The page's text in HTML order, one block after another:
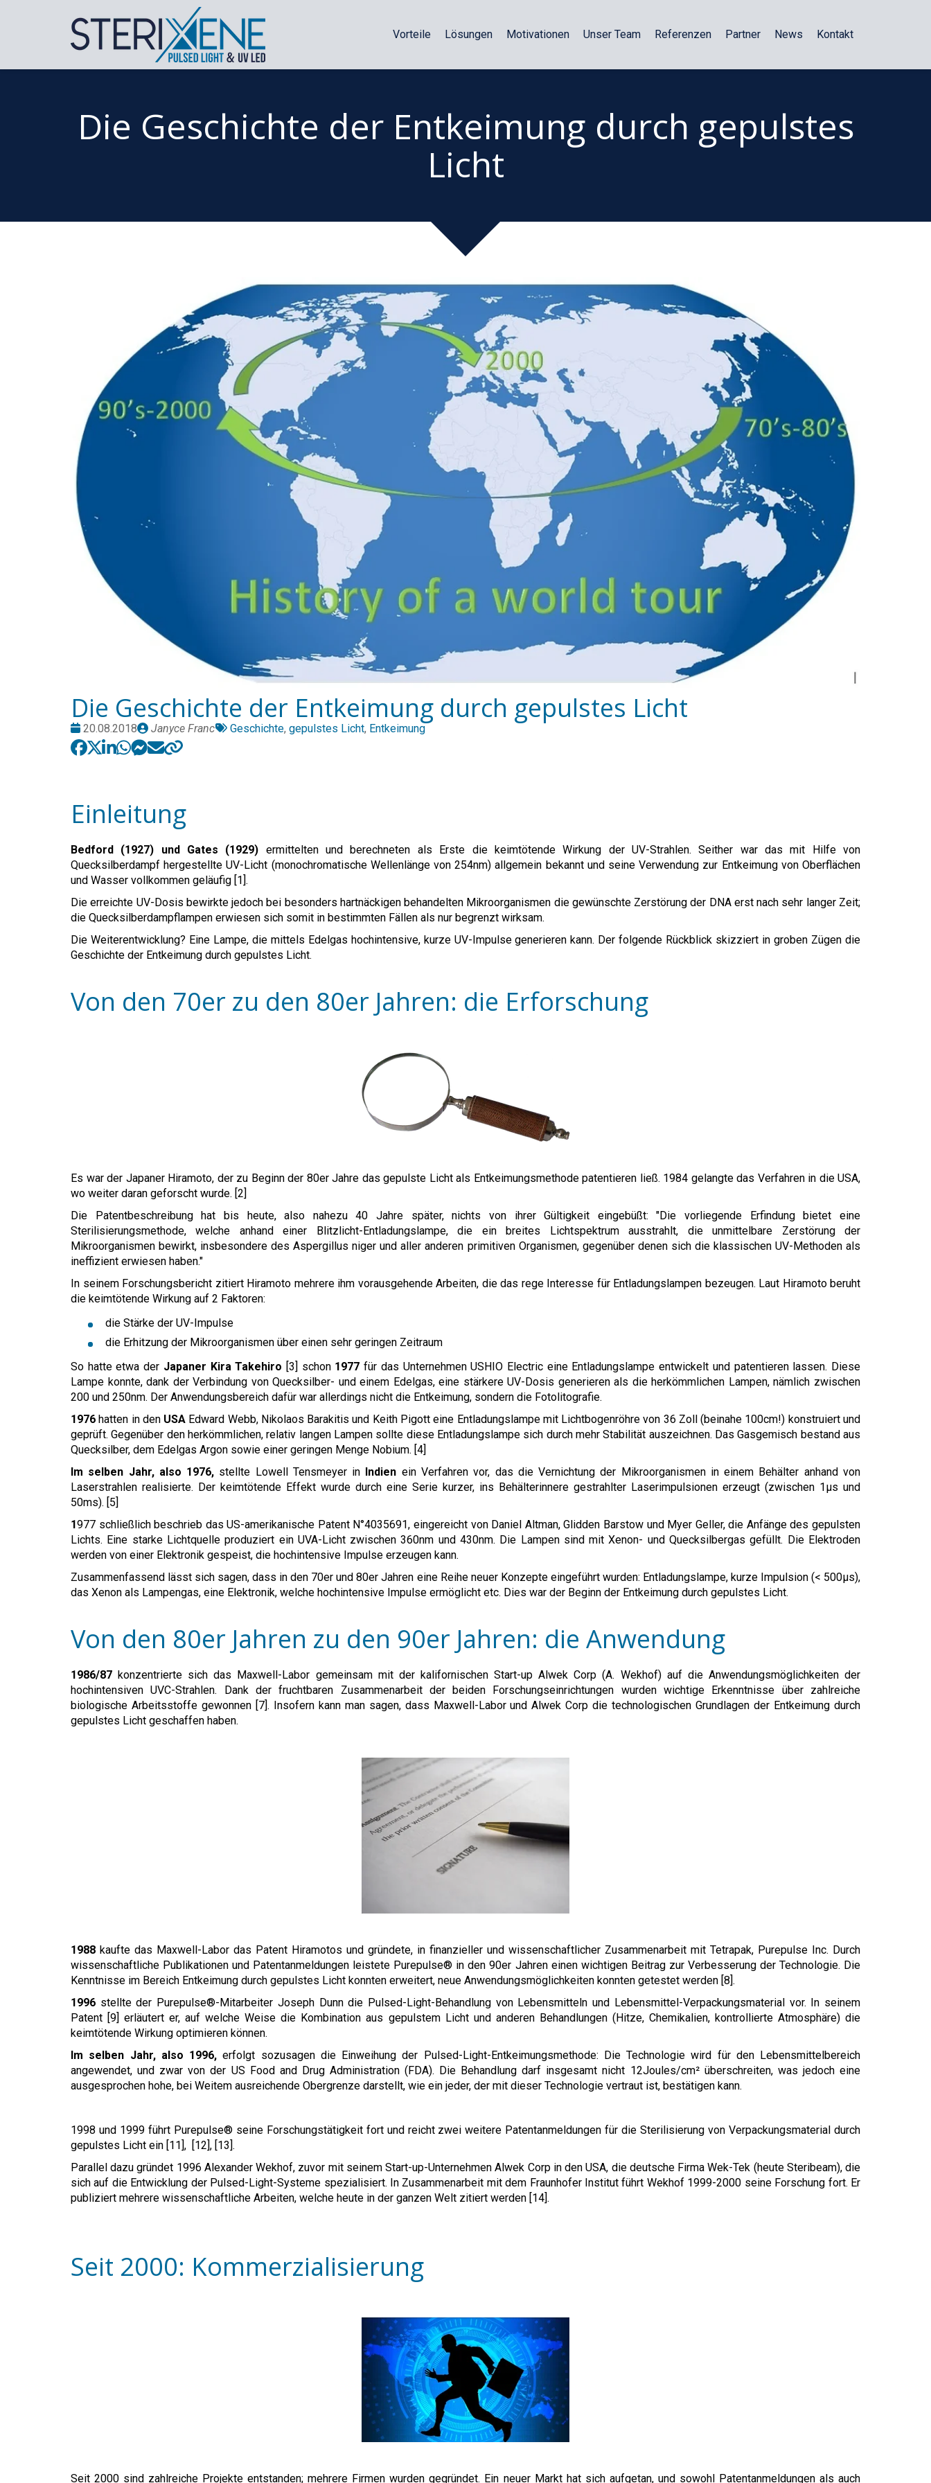
Vorteile Lösungen Motivationen Unser Team Referenzen Partner News Kontakt
Die Geschichte der Entkeimung durch gepulstes
Licht
Die Geschichte der Entkeimung durch gepulstes Licht
Date
:
20.08.2018
Publié
par
Janyce Franc Tags:
Geschichte, gepulstes Licht, Entkeimung
Einleitung
Bedford (1927) und Gates (1929) ermittelten und berechneten als Erste die keimtötende Wirkung der UV-Strahlen. Seither war das mit Hilfe von
Quecksilberdampf hergestellte UV-Licht (monochromatische Wellenlänge von 254nm) allgemein bekannt und seine Verwendung zur Entkeimung von Oberflächen
und Wasser vollkommen geläufig [1].
Die erreichte UV-Dosis bewirkte jedoch bei besonders hartnäckigen behandelten Mikroorganismen die gewünschte Zerstörung der DNA erst nach sehr langer Zeit;
die Quecksilberdampflampen erwiesen sich somit in bestimmten Fällen als nur begrenzt wirksam.
Die Weiterentwicklung? Eine Lampe, die mittels Edelgas hochintensive, kurze UV-Impulse generieren kann. Der folgende Rückblick skizziert in groben Zügen die
Geschichte der Entkeimung durch gepulstes Licht.
Von den 70er zu den 80er Jahren: die Erforschung
Es war der Japaner Hiramoto, der zu Beginn der 80er Jahre das gepulste Licht als Entkeimungsmethode patentieren ließ. 1984 gelangte das Verfahren in die USA,
wo weiter daran geforscht wurde. [2]
Die Patentbeschreibung hat bis heute, also nahezu 40 Jahre später, nichts von ihrer Gültigkeit eingebüßt: "Die vorliegende Erfindung bietet eine
Sterilisierungsmethode, welche anhand einer Blitzlicht-Entladungslampe, die ein breites Lichtspektrum ausstrahlt, die unmittelbare Zerstörung der
Mikroorganismen bewirkt, insbesondere des Aspergillus niger und aller anderen primitiven Organismen, gegenüber denen sich die klassischen UV-Methoden als
ineffizient erwiesen haben."
In seinem Forschungsbericht zitiert Hiramoto mehrere ihm vorausgehende Arbeiten, die das rege Interesse für Entladungslampen bezeugen. Laut Hiramoto beruht
die keimtötende Wirkung auf 2 Faktoren:
die Stärke der UV-Impulse
die Erhitzung der Mikroorganismen über einen sehr geringen Zeitraum
So hatte etwa der Japaner Kira Takehiro [3] schon 1977 für das Unternehmen USHIO Electric eine Entladungslampe entwickelt und patentieren lassen. Diese
Lampe konnte, dank der Verbindung von Quecksilber- und einem Edelgas, eine stärkere UV-Dosis generieren als die herkömmlichen Lampen, nämlich zwischen
200 und 250nm. Der Anwendungsbereich dafür war allerdings nicht die Entkeimung, sondern die Fotolitografie.
1976 hatten in denUSA Edward Webb, Nikolaos Barakitis und Keith Pigott eine Entladungslampe mit Lichtbogenröhre von 36 Zoll (beinahe 100cm!) konstruiert und
geprüft. Gegenüber den herkömmlichen, relativ langen Lampen sollte diese Entladungslampe sich durch mehr Stabilität auszeichnen. Das Gasgemisch bestand aus
Quecksilber, dem Edelgas Argon sowie einer geringen Menge Nobium. [4]
Im selben Jahr, also 1976, stellte Lowell Tensmeyer in Indien ein Verfahren vor, das die Vernichtung der Mikroorganismen in einem Behälter anhand von
Laserstrahlen realisierte. Der keimtötende Effekt wurde durch eine Serie kurzer, ins Behälterinnere gestrahlter Laserimpulsionen erzeugt (zwischen 1µs und
50ms). [5]
1977 schließlich beschrieb das US-amerikanische Patent N°4035691, eingereicht von Daniel Altman, Glidden Barstow und Myer Geller, die Anfänge des gepulsten
Lichts. Eine starke Lichtquelle produziert ein UVA-Licht zwischen 360nm und 430nm. Die Lampen sind mit Xenon- und Quecksilbergas gefüllt. Die Elektroden
werden von einer Elektronik gespeist, die hochintensive Impulse erzeugen kann.
Zusammenfassend lässt sich sagen, dass in den 70er und 80er Jahren eine Reihe neuer Konzepte eingeführt wurden: Entladungslampe, kurze Impulsion (< 500µs),
das Xenon als Lampengas, eine Elektronik, welche hochintensive Impulse ermöglicht etc. Dies war der Beginn der Entkeimung durch gepulstes Licht.
Von den 80er Jahren zu den 90er Jahren: die Anwendung
1986/87konzentrierte sich das Maxwell-Labor gemeinsam mit der kalifornischen Start-up Alwek Corp (A. Wekhof) auf die Anwendungsmöglichkeiten der
hochintensiven UVC-Strahlen. Dank der fruchtbaren Zusammenarbeit der beiden Forschungseinrichtungen wurden wichtige Erkenntnisse über zahlreiche
biologische Arbeitsstoffe gewonnen [7]. Insofern kann man sagen, dass Maxwell-Labor und Alwek Corp die technologischen Grundlagen der Entkeimung durch
gepulstes Licht geschaffen haben.
1988 kaufte das Maxwell-Labor das Patent Hiramotos und gründete, in finanzieller und wissenschaftlicher Zusammenarbeit mit Tetrapak, Purepulse Inc. Durch
wissenschaftliche Publikationen und Patentanmeldungen leistete Purepulse® in den 90er Jahren einen wichtigen Beitrag zur Verbesserung der Technologie. Die
Kenntnisse im Bereich Entkeimung durch gepulstes Licht konnten erweitert, neue Anwendungsmöglichkeiten konnten getestet werden [8].
1996 stellte der Purepulse®-Mitarbeiter Joseph Dunn die Pulsed-Light-Behandlung von Lebensmitteln und Lebensmittel-Verpackungsmaterial vor. In seinem
Patent [9] erläutert er, auf welche Weise die Kombination aus gepulstem Licht und anderen Behandlungen (Hitze, Chemikalien, kontrollierte Atmosphäre) die
keimtötende Wirkung optimieren können.
Im selben Jahr, also 1996,erfolgt sozusagen die Einweihung der Pulsed-Light-Entkeimungsmethode: Die Technologie wird für den Lebensmittelbereich
angewendet, und zwar von der US Food and Drug Administration (FDA). Die Behandlung darf insgesamt nicht 12Joules/cm² überschreiten, was jedoch eine
ausgesprochen hohe, bei Weitem ausreichende Obergrenze darstellt, wie ein jeder, der mit dieser Technologie vertraut ist, bestätigen kann.
1998 und 1999 führt Purepulse® seine Forschungstätigkeit fort und reicht zwei weitere Patentanmeldungen für die Sterilisierung von Verpackungsmaterial durch
gepulstes Licht ein [11], [12], [13].
Parallel dazu gründet 1996 Alexander Wekhof, zuvor mit seinem Start-up-Unternehmen Alwek Corp in den USA, die deutsche Firma Wek-Tek (heute Steribeam), die
sich auf die Entwicklung der Pulsed-Light-Systeme spezialisiert. In Zusammenarbeit mit dem Fraunhofer Institut führt Wekhof 1999-2000 seine Forschung fort. Er
publiziert mehrere wissenschaftliche Arbeiten, welche heute in der ganzen Welt zitiert werden [14].
Seit 2000: Kommerzialisierung
Seit 2000 sind zahlreiche Projekte entstanden; mehrere Firmen wurden gegründet. Ein neuer Markt hat sich aufgetan, und sowohl Patentanmeldungen als auch